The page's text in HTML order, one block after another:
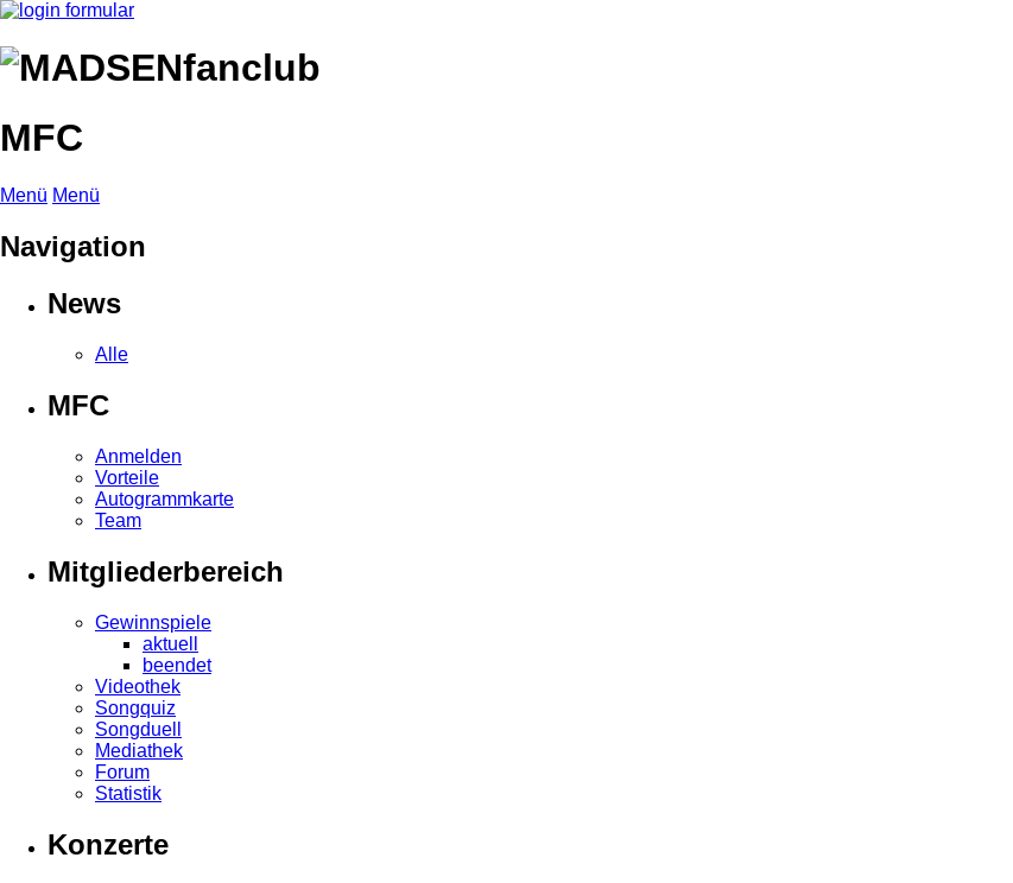
MFC
Menü Menü
Navigation
News
Alle
MFC
Anmelden
Vorteile
Autogrammkarte
Team
Mitgliederbereich
Gewinnspiele
aktuell
beendet
Videothek
Songquiz
Songduell
Mediathek
Forum
Statistik
Konzerte